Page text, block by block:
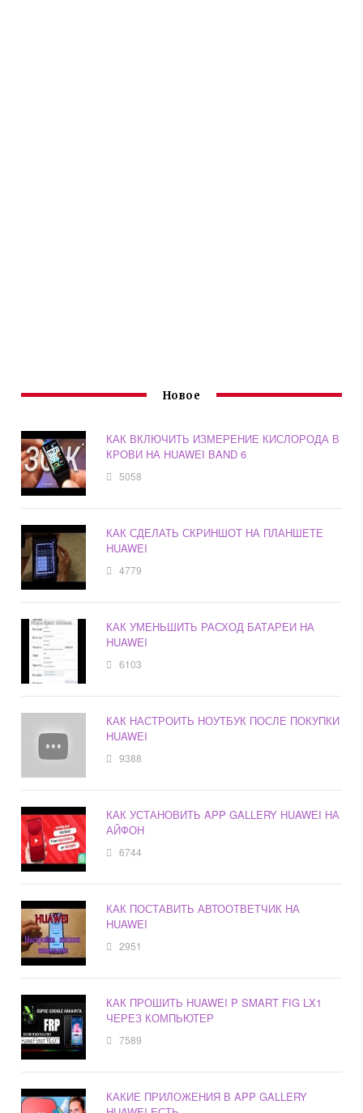
Новое
КАК ВКЛЮЧИТЬ ИЗМЕРЕНИЕ КИСЛОРОДА В
КРОВИ НА HUAWEI BAND 6
5058
КАК СДЕЛАТЬ СКРИНШОТ НА ПЛАНШЕТЕ
HUAWEI
4779
КАК УМЕНЬШИТЬ РАСХОД БАТАРЕИ НА
HUAWEI
6103
КАК НАСТРОИТЬ НОУТБУК ПОСЛЕ ПОКУПКИ
HUAWEI
9388
КАК УСТАНОВИТЬ APP GALLERY HUAWEI НА
АЙФОН
6744
КАК ПОСТАВИТЬ АВТООТВЕТЧИК НА
HUAWEI
2951
КАК ПРОШИТЬ HUAWEI P SMART FIG LX1
ЧЕРЕЗ КОМПЬЮТЕР
7589
КАКИЕ ПРИЛОЖЕНИЯ В APP GALLERY